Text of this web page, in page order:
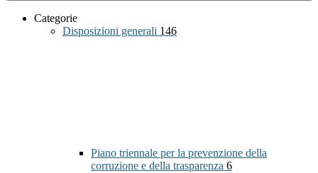
Categorie
Disposizioni generali 146
Piano triennale per la prevenzione della
corruzione e della trasparenza 6